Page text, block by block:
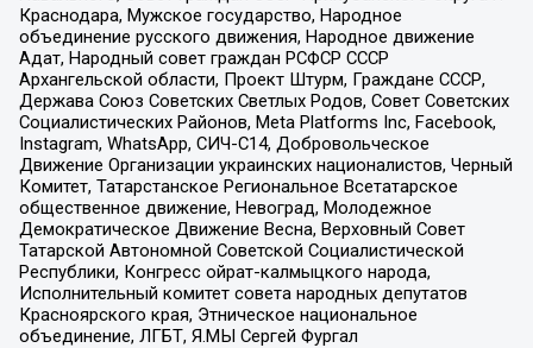
Краснодара, Мужское государство, Народное
объединение русского движения, Народное движение
Адат, Народный совет граждан РСФСР СССР
Архангельской области, Проект Штурм, Граждане СССР,
Держава Союз Советских Светлых Родов, Совет Советских
Социалистических Районов, Meta Platforms Inc, Facebook,
Instagram, WhatsApp, СИЧ-С14, Добровольческое
Движение Организации украинских националистов, Черный
Комитет, Татарстанское Региональное Всетатарское
общественное движение, Невоград, Молодежное
Демократическое Движение Весна, Верховный Совет
Татарской Автономной Советской Социалистической
Республики, Конгресс ойрат-калмыцкого народа,
Исполнительный комитет совета народных депутатов
Красноярского края, Этническое национальное
объединение, ЛГБТ, Я.МЫ Сергей Фургал